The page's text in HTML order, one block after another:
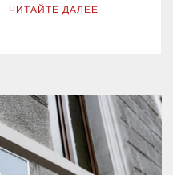
ЧИТАЙТЕ ДАЛЕЕ